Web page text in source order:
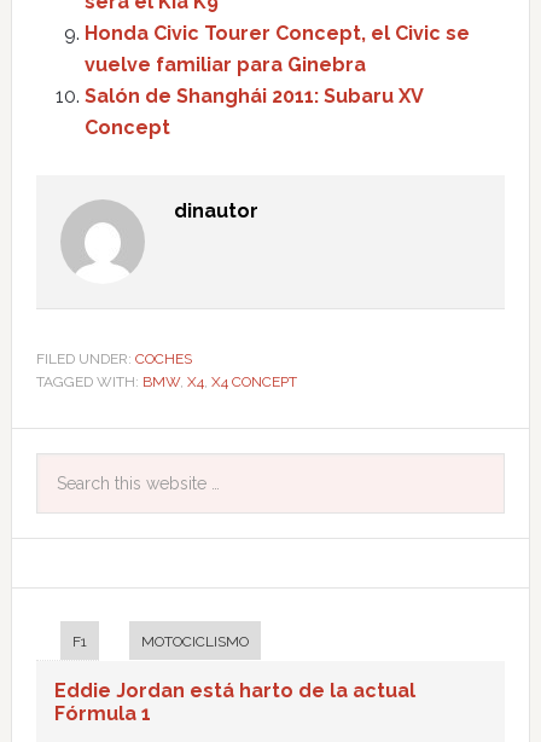
Honda Civic Tourer Concept, el Civic se
vuelve familiar para Ginebra
Salón de Shanghái 2011: Subaru XV
Concept
dinautor
FILED UNDER: COCHES
TAGGED WITH: BMW, X4, X4 CONCEPT
F1 MOTOCICLISMO
Eddie Jordan está harto de la actual
Fórmula 1